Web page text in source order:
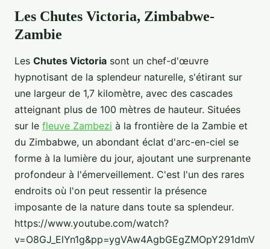
Les Chutes Victoria, Zimbabwe-
Zambie
Les Chutes Victoria sont un chef-d'œuvre
hypnotisant de la splendeur naturelle, s'étirant sur
une largeur de 1,7 kilomètre, avec des cascades
atteignant plus de 100 mètres de hauteur. Situées
sur le fleuve Zambezi à la frontière de la Zambie et
du Zimbabwe, un abondant éclat d'arc-en-ciel se
forme à la lumière du jour, ajoutant une surprenante
profondeur à l'émerveillement. C'est l'un des rares
endroits où l'on peut ressentir la présence
imposante de la nature dans toute sa splendeur.
https://www.youtube.com/watch?
v=O8GJ_ElYn1g&pp=ygVAw4AgbGEgZMOpY291dmV